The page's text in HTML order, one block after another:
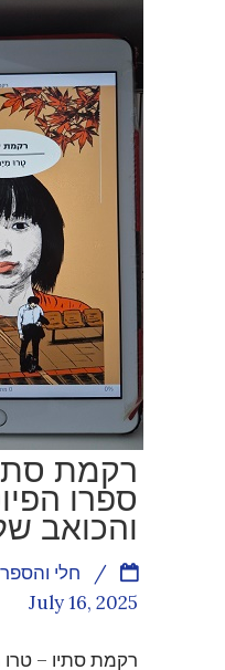
רקמת
ספרו
והכואב
חלי
/
July 16, 2025
רקמת סתיו –